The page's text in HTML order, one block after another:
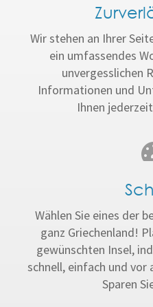
Wir stehen an Ihrer
ein umfassendes
unvergesslichen
Informationen und
Ihnen
Wählen Sie eines der
ganz Griechenland!
gewünschten Insel,
schnell, einfach und vor
Sparen